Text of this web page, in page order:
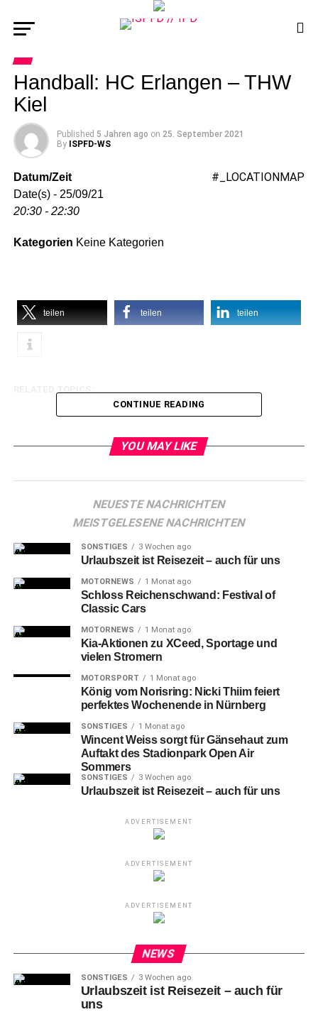
Handball: HC Erlangen – THW
Kiel
Published 5 Jahren ago on 25. September 2021
By ISPFD-WS
#_LOCATIONMAP
Datum/Zeit
Date(s) - 25/09/21
20:30 - 22:30
Kategorien Keine Kategorien
teilen teilen teilen
CONTINUE READING
YOU MAY LIKE
NEUESTE NACHRICHTEN
MEISTGELESENE NACHRICHTEN
SONSTIGES 3 Wochen ago
Urlaubszeit ist Reisezeit – auch für uns
MOTORNEWS 1 Monat ago
Schloss Reichenschwand: Festival of
Classic Cars
MOTORNEWS 1 Monat ago
Kia-Aktionen zu XCeed, Sportage und
vielen Stromern
MOTORSPORT 1 Monat ago
König vom Norisring: Nicki Thiim feiert
perfektes Wochenende in Nürnberg
SONSTIGES 1 Monat ago
Wincent Weiss sorgt für Gänsehaut zum
Auftakt des Stadionpark Open Air
Sommers
SONSTIGES 3 Wochen ago
Urlaubszeit ist Reisezeit – auch für uns
ADVERTISEMENT
ADVERTISEMENT
ADVERTISEMENT
NEWS
SONSTIGES 3 Wochen ago
Urlaubszeit ist Reisezeit – auch für
uns